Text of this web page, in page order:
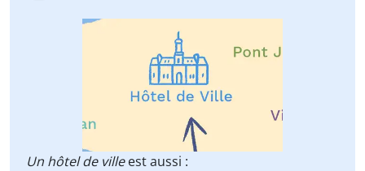
Un hôtel de villeest aussi :